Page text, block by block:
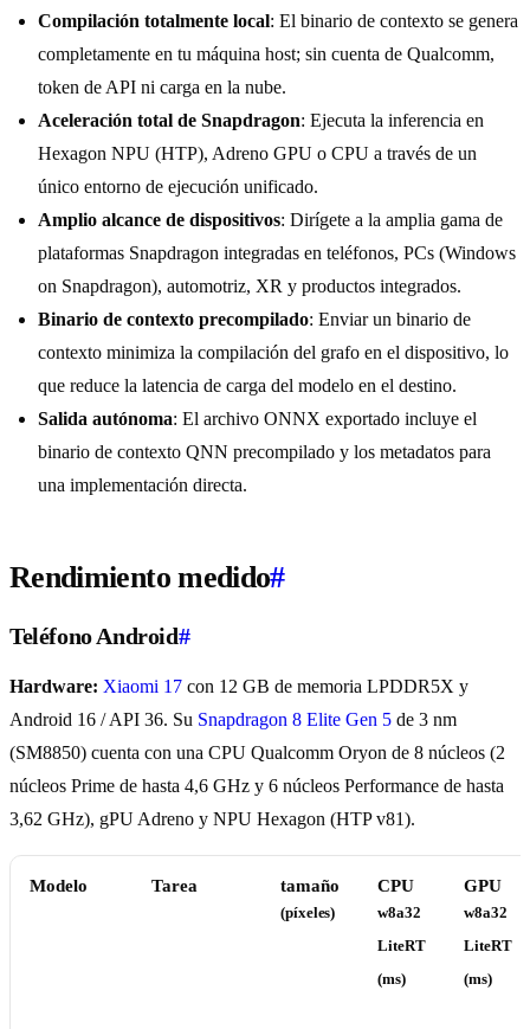
Compilación totalmente local: El binario de contexto se genera
completamente en tu máquina host; sin cuenta de Qualcomm,
token de API ni carga en la nube.
Aceleración total de Snapdragon: Ejecuta la inferencia en
Hexagon NPU (HTP), Adreno GPU o CPU a través de un
único entorno de ejecución unificado.
Amplio alcance de dispositivos: Dirígete a la amplia gama de
plataformas Snapdragon integradas en teléfonos, PCs (Windows
on Snapdragon), automotriz, XR y productos integrados.
Binario de contexto precompilado: Enviar un binario de
contexto minimiza la compilación del grafo en el dispositivo, lo
que reduce la latencia de carga del modelo en el destino.
Salida autónoma: El archivo ONNX exportado incluye el
binario de contexto QNN precompilado y los metadatos para
una implementación directa.
Rendimiento medido#
Teléfono Android#
Hardware: Xiaomi 17 con 12 GB de memoria LPDDR5X y
Android 16 / API 36. Su Snapdragon 8 Elite Gen 5 de 3 nm
(SM8850) cuenta con una CPU Qualcomm Oryon de 8 núcleos (2
núcleos Prime de hasta 4,6 GHz y 6 núcleos Performance de hasta
3,62 GHz), gPU Adreno y NPU Hexagon (HTP v81).
Modelo Tarea tamaño
(píxeles)
CPU
w8a32
LiteRT
(ms)
GPU
w8a32
LiteRT
(ms)